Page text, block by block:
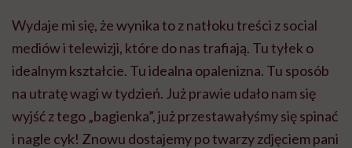
Wydaje mi się, że wynika to z natłoku treści z social
mediów i telewizji, które do nas trafiają. Tu tyłek o
idealnym kształcie. Tu idealna opalenizna. Tu sposób
na utratę wagi w tydzień. Już prawie udało nam się
wyjść z tego „bagienka”, już przestawałyśmy się spinać
i nagle cyk! Znowu dostajemy po twarzy zdjęciem pani